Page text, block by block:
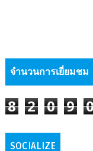
จำนวนการเยี่ยมชม
8 2 0 9
SOCIALIZE